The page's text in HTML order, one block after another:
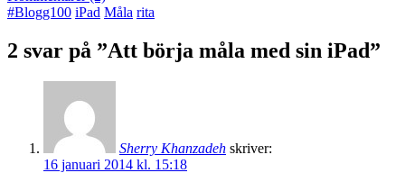
#Blogg100 iPad Måla rita
2 svar på ”Att börja måla med sin iPad”
Sherry Khanzadeh skriver:
16 januari 2014 kl. 15:18